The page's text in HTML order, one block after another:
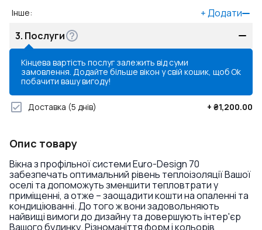
Інше: +Додати
3. Послуги
Кінцева вартість послуг залежить від суми
замовлення. Додайте більше вікон у свій кошик, щоб
побачити вашу вигоду!
Ok
Доставка (5 днів) + ₴1,200.00
Опис товару
Вікна з профільної системи Euro-Design 70
забезпечать оптимальний рівень теплоізоляції Вашої
оселі та допоможуть зменшити тепловтрати у
приміщенні, а отже – заощадити кошти на опаленні та
кондиціюванні. До того ж вони задовольняють
найвищі вимоги до дизайну та довершують інтер'єр
Вашого будинку. Різноманіття форм і кольорів